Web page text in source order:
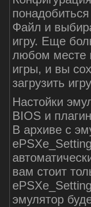
Файл и
игру. Еще
любом месте
игры, и вы
загрузить
Настойки
BIOS и
В архиве с
вам стоит
эмулятор